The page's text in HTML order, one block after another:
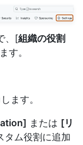
、[組織の役割
す。
ます。
または [リ
タム役割に追加